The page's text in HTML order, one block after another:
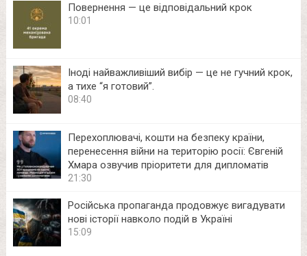
Повернення — це відповідальний крок
10:01
Іноді найважливіший вибір — це не гучний крок,
а тихе “я готовий”.
08:40
Перехоплювачі, кошти на безпеку країни,
перенесення війни на територію росії: Євгеній
Хмара озвучив пріоритети для дипломатів
21:30
Російська пропаганда продовжує вигадувати
нові історії навколо подій в Україні
15:09